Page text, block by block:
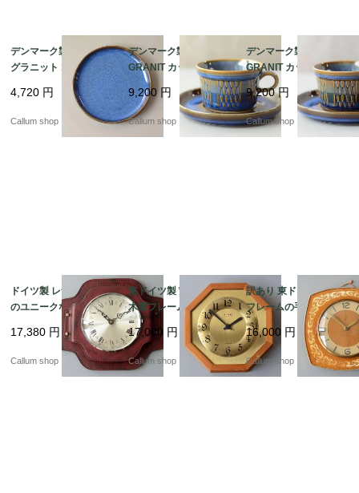
デンマーク製 SOHOLM
グラニット 18cm プレ
ート お皿 スーホルム G
RANIT 北欧食器 北欧雑
貨 ヴィンテージ アンテ
4,720 円
Callum shop
デンマーク製 SOHOLM
GRANIT カップ＆ソー
サー スーホルム グラニ
ット 北欧食器 北欧雑貨
ヴィンテージ アンティ
9,200円
Callum shop
デンマーク製 SOHOLM
GRANIT カップ＆ソー
サー スーホルム グラニ
ット 北欧食器 北欧雑貨
ヴィンテージ アンティ
ーク_it4593
9,200円
Callum shop
ドイツ製 レザータッチ
のユニークなフレーム
壁時計 壁掛け時計 アン
ティーク ヴィンテージ
_260724 ic0133
17,380 円
Callum shop
東ドイツ製 WEIMAR
木製フレームｘ真鍮盤
壁時計 ウッドｘブラス
クロック 壁掛け時計 ヴ
ィンテージ_260724 ic
0131
17,000 円
Callum shop
訳あり 東ドイツ製 木製
フレームの手巻き 壁時
計 吊り下げ式 ウッド
クロック 壁掛け時計 ヴ
ィンテージ_260724 ic
0130
16,000 円
Callum shop